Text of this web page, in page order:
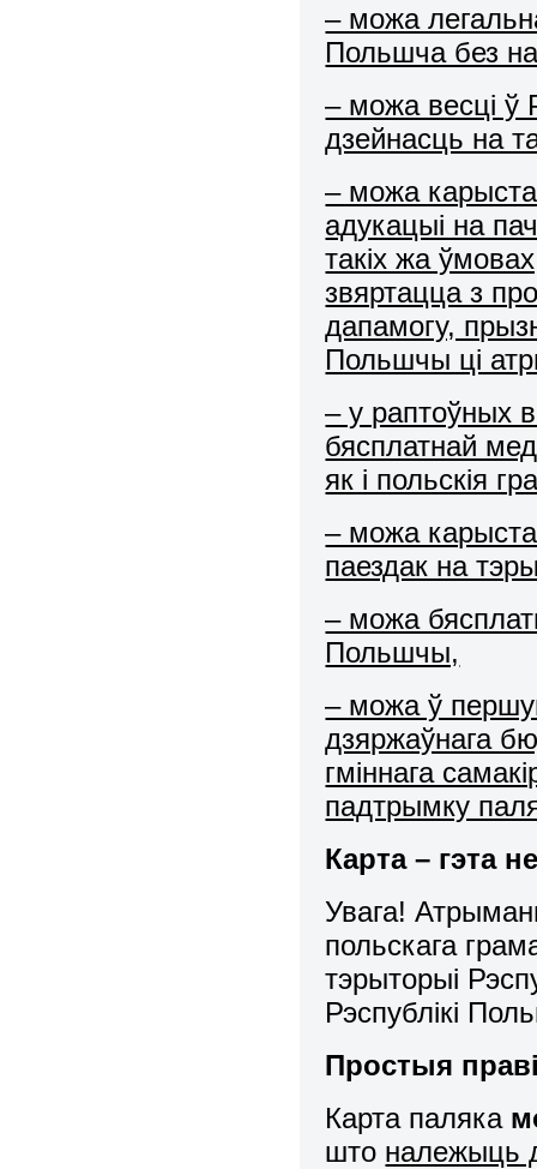
– можа
Польшча без
– можа весці ў
дзейнасць на
– можа
адукацыі на
такіх жа
звяртацца з
дапамогу,
Польшчы ці
– у раптоўных
бясплатнай
як і польскія
– можа
паездак на
– можа
Польшчы,
– можа ў
дзяржаўнага
гміннага
падтрымку
Карта – гэта
Увага!
польскага
тэрыторыі
Рэспублікі
Простыя
Карта паляка
што належыць